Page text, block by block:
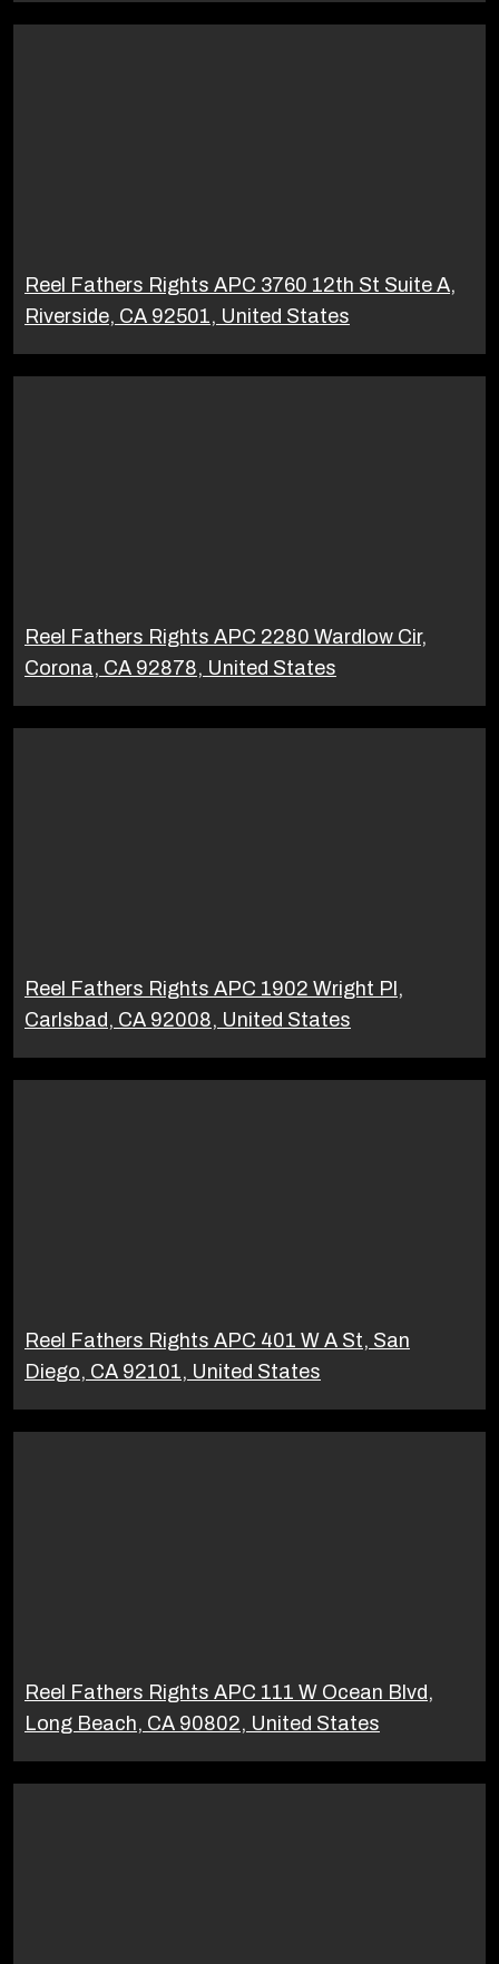
Reel Fathers Rights APC 3760 12th St Suite A,
Riverside, CA 92501, United States
Reel Fathers Rights APC 2280 Wardlow Cir,
Corona, CA 92878, United States
Reel Fathers Rights APC 1902 Wright Pl,
Carlsbad, CA 92008, United States
Reel Fathers Rights APC 401 W A St, San
Diego, CA 92101, United States
Reel Fathers Rights APC 111 W Ocean Blvd,
Long Beach, CA 90802, United States